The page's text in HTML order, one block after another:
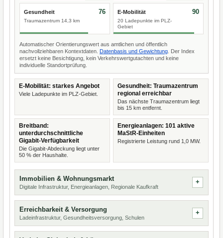
Gesundheit
Traumazentrum 14,3 km
76 E-Mobilität
20 Ladepunkte im PLZ-
Gebiet
90
Automatischer Orientierungswert aus amtlichen und öffentlich
nachvollziehbaren Kontextdaten. Datenbasis und Gewichtung . Der Index
ersetzt keine Besichtigung, kein Verkehrswertgutachten und keine
individuelle Standortprüfung.
E-Mobilität: starkes Angebot
Viele Ladepunkte im PLZ-Gebiet.
Gesundheit: Traumazentrum
regional erreichbar
Das nächste Traumazentrum liegt
bis 15 km entfernt.
Breitband:
unterdurchschnittliche
Gigabit-Verfügbarkeit
Die Gigabit-Abdeckung liegt unter
50 % der Haushalte.
Energieanlagen: 101 aktive
MaStR-Einheiten
Registrierte Leistung rund 1,0 MW.
Immobilien & Wohnungsmarkt
Digitale Infrastruktur, Energieanlagen, Regionale Kaufkraft
Erreichbarkeit & Versorgung
Ladeinfrastruktur, Gesundheitsversorgung, Schulen